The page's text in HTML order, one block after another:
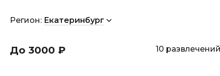
Регион: Екатеринбург
До 3000 ₽ 10